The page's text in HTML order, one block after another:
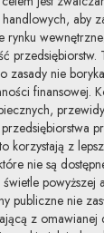
aby
rynku
przedsiębiorstw.
zasady nie
finansowej.
korzystają z
nie są
powyższej
publiczne nie
z omawianej